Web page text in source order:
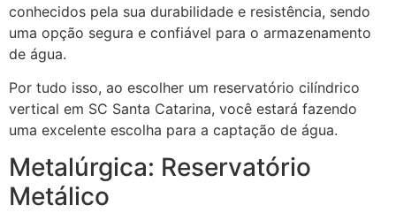
conhecidos pela sua durabilidade e resistência, sendo
uma opção segura e confiável para o armazenamento
de água.
Por tudo isso, ao escolher um reservatório cilíndrico
vertical em SC Santa Catarina, você estará fazendo
uma excelente escolha para a captação de água.
Metalúrgica: Reservatório
Metálico